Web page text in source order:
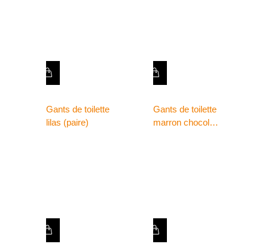
Gants de toilette
lilas (paire)
Gants de toilette
marron chocolat